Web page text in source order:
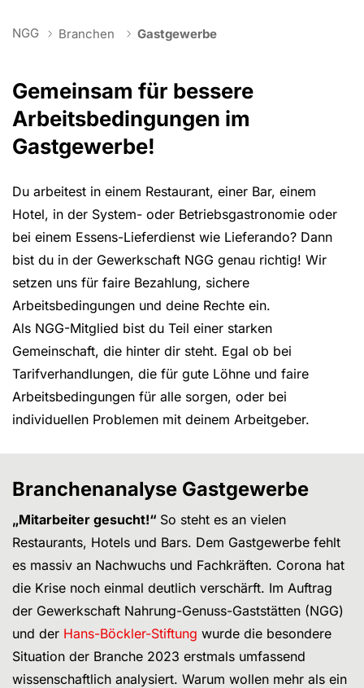
NGG Branchen Gastgewerbe
Gemeinsam für bessere
Arbeitsbedingungen im
Gastgewerbe!
Du arbeitest in einem Restaurant, einer Bar, einem
Hotel, in der System- oder Betriebsgastronomie oder
bei einem Essens-Lieferdienst wie Lieferando? Dann
bist du in der Gewerkschaft NGG genau richtig! Wir
setzen uns für faire Bezahlung, sichere
Arbeitsbedingungen und deine Rechte ein.
Als NGG-Mitglied bist du Teil einer starken
Gemeinschaft, die hinter dir steht. Egal ob bei
Tarifverhandlungen, die für gute Löhne und faire
Arbeitsbedingungen für alle sorgen, oder bei
individuellen Problemen mit deinem Arbeitgeber.
Branchenanalyse Gastgewerbe
„Mitarbeiter gesucht!“ So steht es an vielen
Restaurants, Hotels und Bars. Dem Gastgewerbe fehlt
es massiv an Nachwuchs und Fachkräften. Corona hat
die Krise noch einmal deutlich verschärft. Im Auftrag
der Gewerkschaft Nahrung-Genuss-Gaststätten (NGG)
und der Hans-Böckler-Stiftung wurde die besondere
Situation der Branche 2023 erstmals umfassend
wissenschaftlich analysiert. Warum wollen mehr als ein